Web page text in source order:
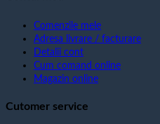
Comenzile mele
Adresa livrare / facturare
Detalii cont
Cum comand online
Magazin online
Cutomer service